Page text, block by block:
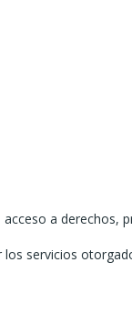
a derechos,
servicios